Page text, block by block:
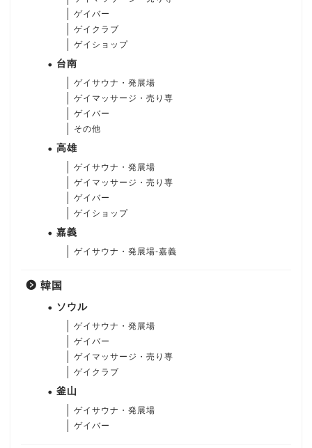
ゲイバー
ゲイクラブ
ゲイショップ
台南
ゲイサウナ・発展場
ゲイマッサージ・売り専
ゲイバー
その他
高雄
ゲイサウナ・発展場
ゲイマッサージ・売り専
ゲイバー
ゲイショップ
嘉義
ゲイサウナ・発展場-嘉義
韓国
ソウル
ゲイサウナ・発展場
ゲイバー
ゲイマッサージ・売り専
ゲイクラブ
釜山
ゲイサウナ・発展場
ゲイバー